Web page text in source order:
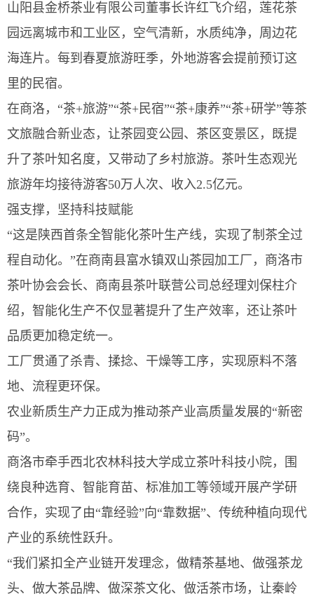
山阳县金桥茶业有限公司董事长许红飞介绍，莲花茶
园远离城市和工业区，空气清新，水质纯净，周边花
海连片。每到春夏旅游旺季，外地游客会提前预订这
里的民宿。
在商洛，“茶+旅游”“茶+民宿”“茶+康养”“茶+研学”等茶
文旅融合新业态，让茶园变公园、茶区变景区，既提
升了茶叶知名度，又带动了乡村旅游。茶叶生态观光
旅游年均接待游客50万人次、收入2.5亿元。
强支撑，坚持科技赋能
“这是陕西首条全智能化茶叶生产线，实现了制茶全过
程自动化。”在商南县富水镇双山茶园加工厂，商洛市
茶叶协会会长、商南县茶叶联营公司总经理刘保柱介
绍，智能化生产不仅显著提升了生产效率，还让茶叶
品质更加稳定统一。
工厂贯通了杀青、揉捻、干燥等工序，实现原料不落
地、流程更环保。
农业新质生产力正成为推动茶产业高质量发展的“新密
码”。
商洛市牵手西北农林科技大学成立茶叶科技小院，围
绕良种选育、智能育苗、标准加工等领域开展产学研
合作，实现了由“靠经验”向“靠数据”、传统种植向现代
产业的系统性跃升。
“我们紧扣全产业链开发理念，做精茶基地、做强茶龙
头、做大茶品牌、做深茶文化、做活茶市场，让秦岭